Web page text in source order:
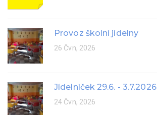
Provoz školní jídelny
26 Čvn, 2026
Jídelníček 29.6. - 3.7.2026
24 Čvn, 2026